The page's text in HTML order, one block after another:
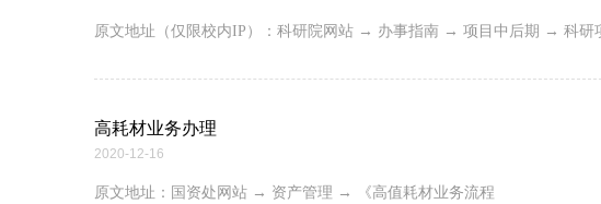
原文地址（仅限校内IP）：科研院网站 → 办事指南 → 项目中后期 → 科研
高耗材业务办理
2020-12-16
​原文地址：国资处网站 → 资产管理 → 《高值耗材业务流程